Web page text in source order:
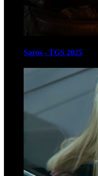
Saros - TGS 2025